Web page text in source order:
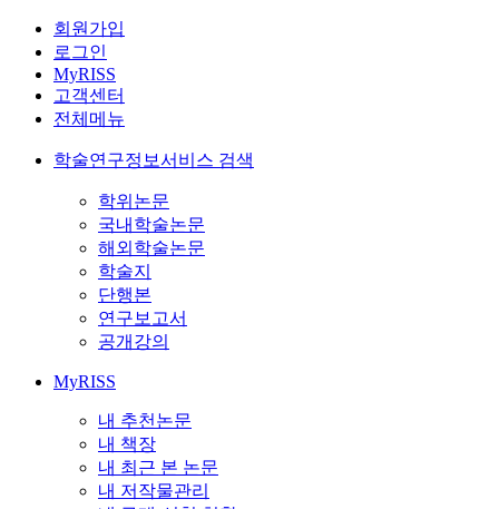
회원가입
로그인
MyRISS
고객센터
전체메뉴
학술연구정보서비스 검색
학위논문
국내학술논문
해외학술논문
학술지
단행본
연구보고서
공개강의
MyRISS
내 추천논문
내 책장
내 최근 본 논문
내 저작물관리